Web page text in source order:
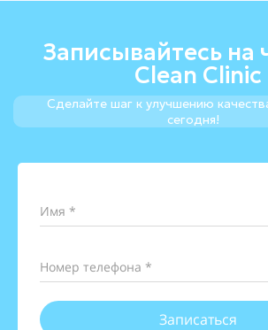
Записывайтесь на
Clean Clinic
Сделайте шаг к улучшению
сегодня!
Имя *
Номер телефона *
Записаться